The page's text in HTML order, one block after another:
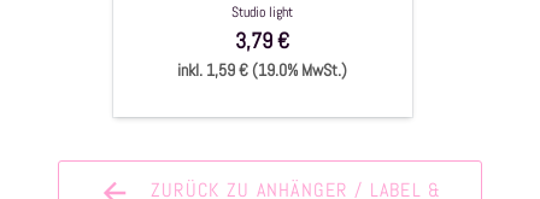
Studio light
3,79 €
inkl. 1,59 € (19.0% MwSt.)
ZURÜCK ZU ANHÄNGER / LABEL &